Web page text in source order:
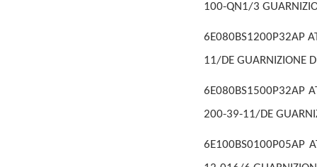
100-QN1/3
6E080BS1200P32AP
11/DE GUARNIZIONE
6E080BS1500P32AP
200-39-11/DE
6E100BS0100P05AP